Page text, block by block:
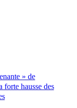
» de
forte hausse des